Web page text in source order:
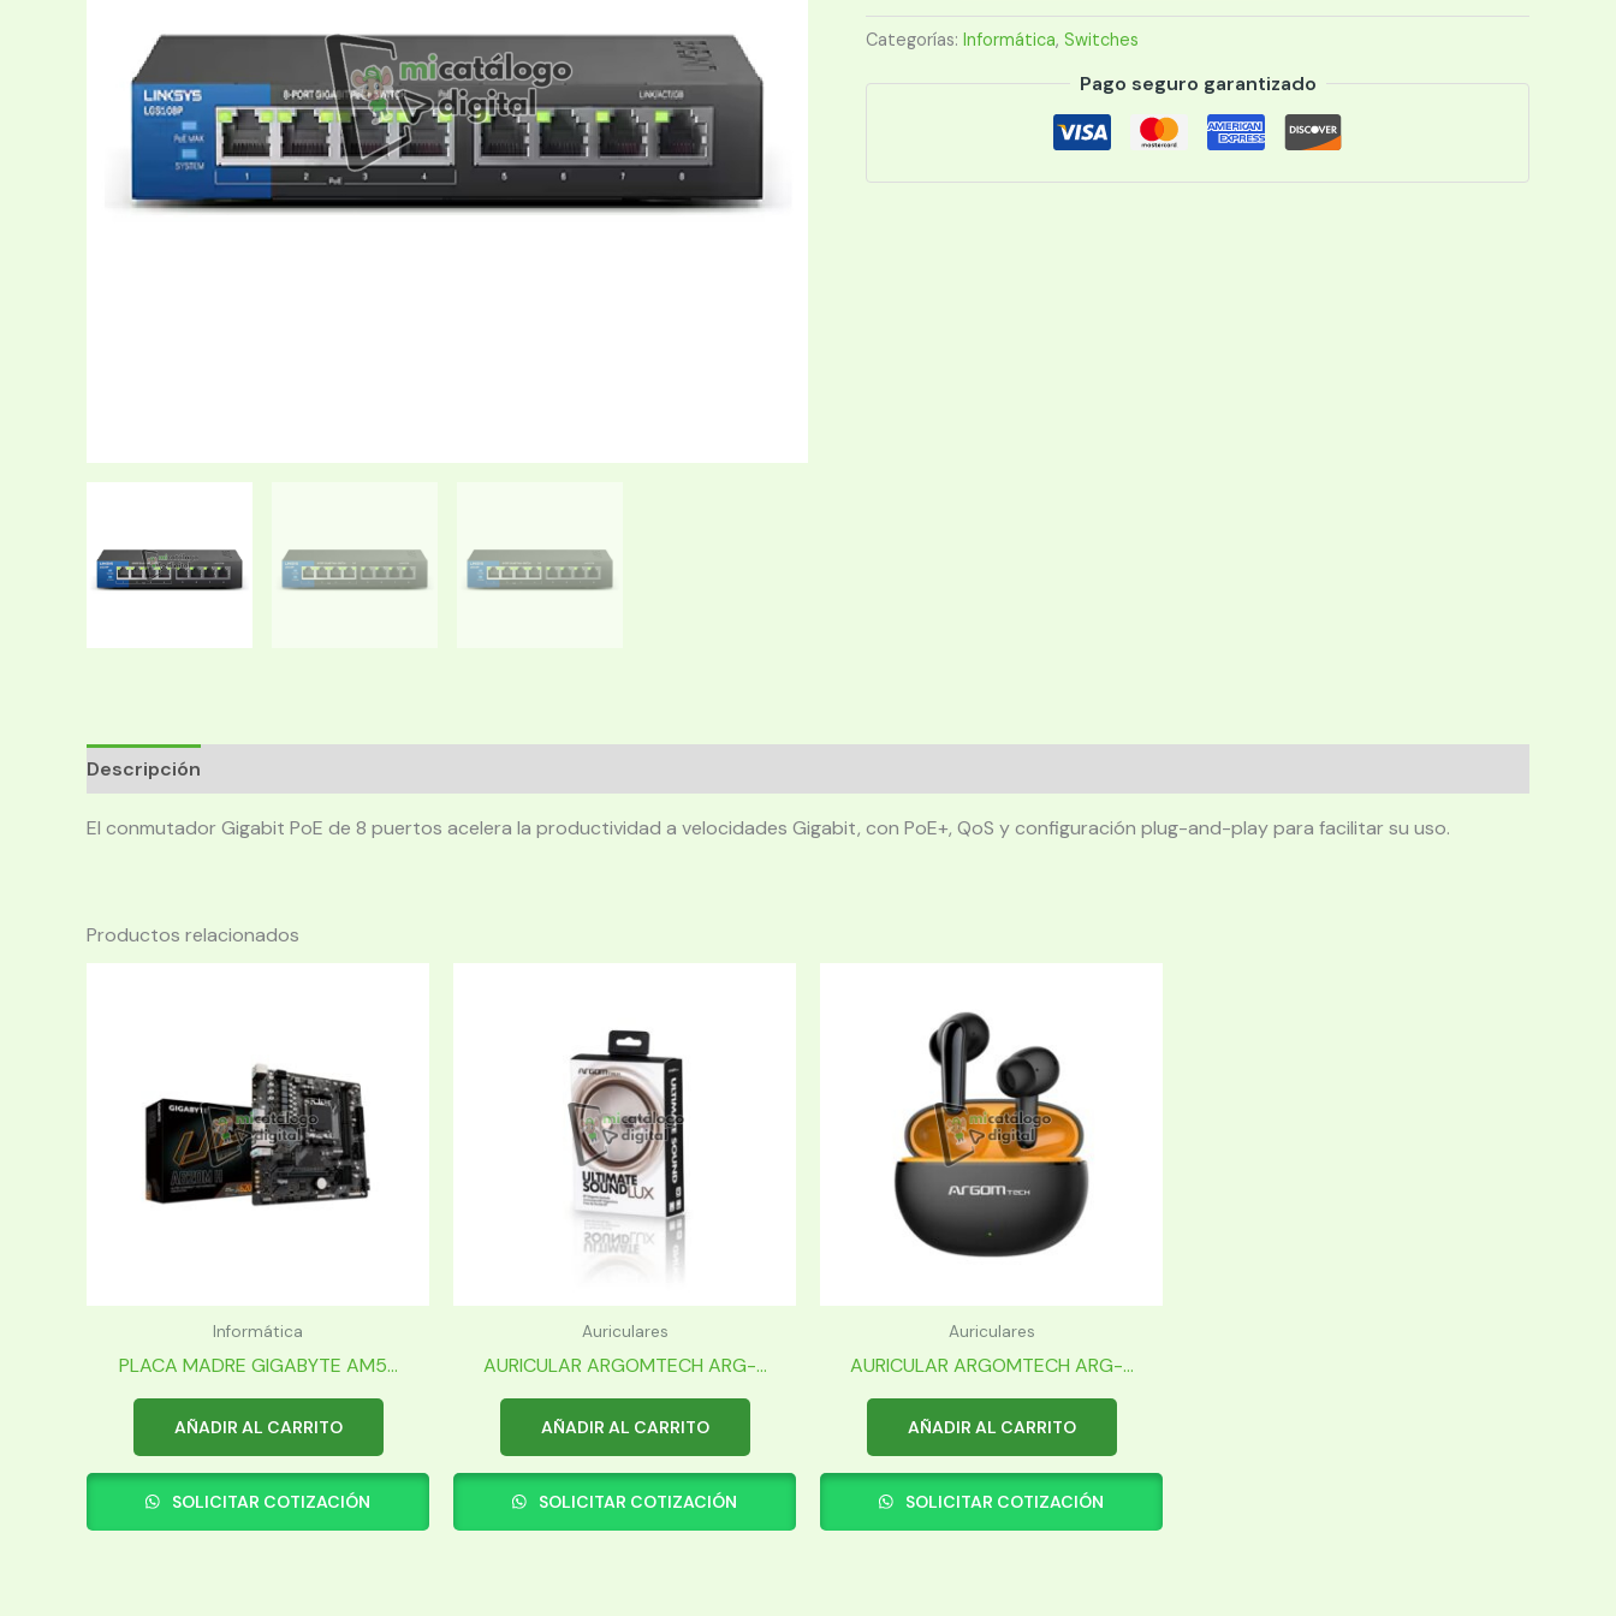
PUERTOS
cantidad
Categorías: Informática, Switches
Pago seguro garantizado
Descripción
El conmutador Gigabit PoE de 8 puertos acelera la productividad a velocidades Gigabit, con PoE+, QoS y configuración plug-and-play para facilitar su uso.
Productos relacionados
Informática
PLACA MADRE GIGABYTE AM5...
AÑADIR AL CARRITO
SOLICITAR COTIZACIÓN
Auriculares
AURICULAR ARGOMTECH ARG-...
AÑADIR AL CARRITO
SOLICITAR COTIZACIÓN
Auriculares
AURICULAR ARGOMTECH ARG-...
AÑADIR AL CARRITO
SOLICITAR COTIZACIÓN